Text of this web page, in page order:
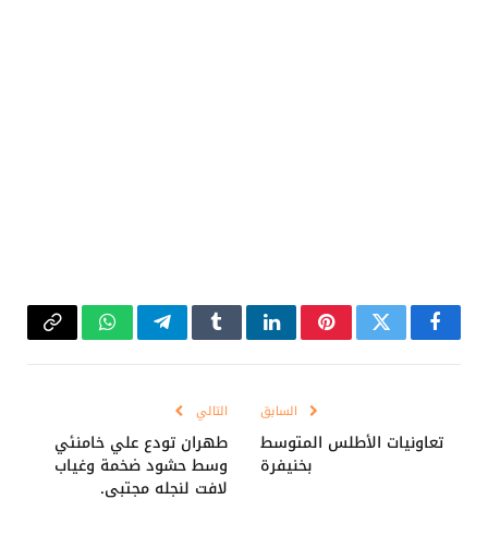
فيسبوكتويتر بينتيريستلينكدإنTumblrتيلقرامواتسابCopy
السابق
تعاونيات الأطلس المتوسط
بخنيفرة
التالي
طهران تودع علي خامنئي
وسط حشود ضخمة وغياب
لافت لنجله مجتبى.